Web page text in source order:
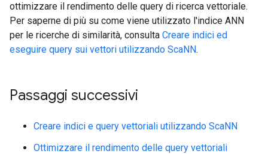
ottimizzare il rendimento delle query di ricerca vettoriale.
Per saperne di più su come viene utilizzato l'indice ANN
per le ricerche di similarità, consulta Creare indici ed
eseguire query sui vettori utilizzando ScaNN.
Passaggi successivi
Creare indici e query vettoriali utilizzando ScaNN
Ottimizzare il rendimento delle query vettoriali